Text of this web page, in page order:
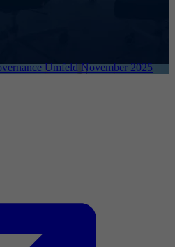
Umfeld November 2025